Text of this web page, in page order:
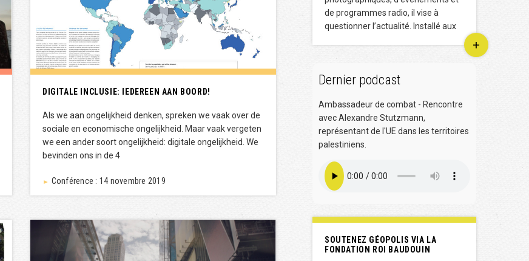
DIGITALE INCLUSIE: IEDEREEN AAN BOORD!
Als we aan ongelijkheid denken, spreken we vaak over de
sociale en economische ongelijkheid. Maar vaak vergeten
we een ander soort ongelijkheid: digitale ongelijkheid. We
bevinden ons in de 4
► Conférence : 14 novembre 2019
de programmes radio, il vise à
questionner l’actualité. Installé aux
+
Dernier podcast
Ambassadeur de combat - Rencontre
avec Alexandre Stutzmann,
représentant de l'UE dans les territoires
palestiniens.
SOUTENEZ GÉOPOLIS VIA LA
FONDATION ROI BAUDOUIN